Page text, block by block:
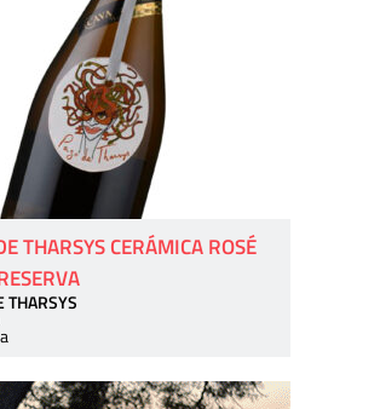
THARSYS CERÁMICA ROSÉ
THARSYS